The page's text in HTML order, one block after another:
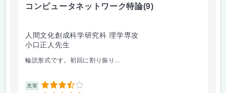
コンピュータネットワーク特論(9)
人間文化創成科学研究科 理学専攻
小口正人先生
輪読形式です。初回に割り振り...
充実 3.5